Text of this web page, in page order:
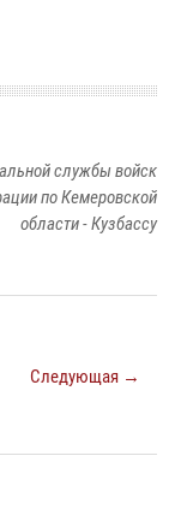
службы войск
по Кемеровской
области - Кузбассу
Следующая →